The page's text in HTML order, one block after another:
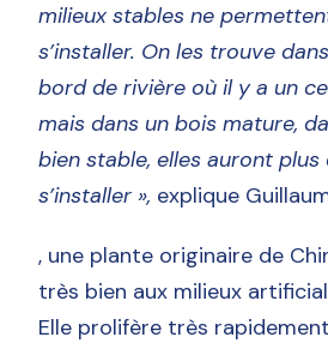
milieux stables ne
s’installer. On les trouve
bord de rivière où il y a un
mais dans un bois mature,
bien stable, elles auront plus
s’installer », explique
, une plante originaire de
très bien aux milieux
Elle prolifère très